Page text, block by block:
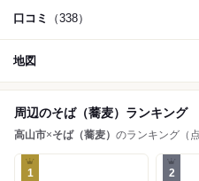
口コミ （338）
地図
周辺のそば（蕎麦）ランキング
高山市×そば（蕎麦） のランキング（
1 2